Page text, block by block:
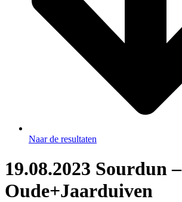
Naar de resultaten
19.08.2023 Sourdun –
Oude+Jaarduiven